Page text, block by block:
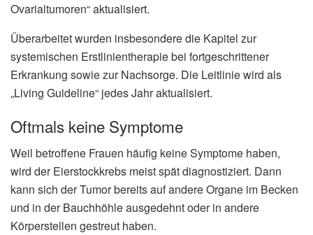
Ovarialtumoren“ aktualisiert.
Überarbeitet wurden insbesondere die Kapitel zur
systemischen Erstlinientherapie bei fortgeschrittener
Erkrankung sowie zur Nachsorge. Die Leitlinie wird als
„Living Guideline“ jedes Jahr aktualisiert.
Oftmals keine Symptome
Weil betroffene Frauen häufig keine Symptome haben,
wird der Eierstockkrebs meist spät diagnostiziert. Dann
kann sich der Tumor bereits auf andere Organe im Becken
und in der Bauchhöhle ausgedehnt oder in andere
Körperstellen gestreut haben.